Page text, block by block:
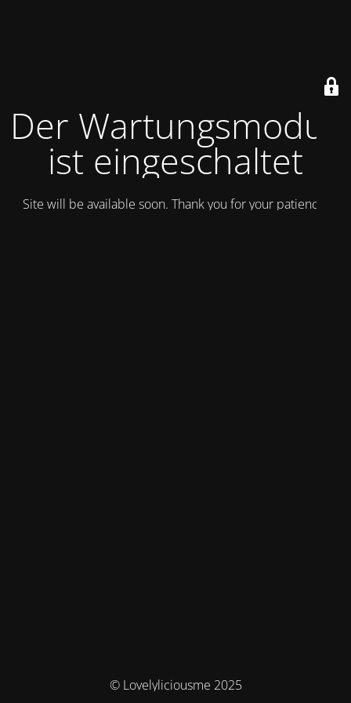
Der Wartungsmodus
ist eingeschaltet
Site will be available soon. Thank you for your patience!
© Lovelyliciousme 2025